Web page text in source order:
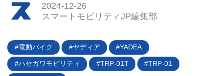
2024-12-26
スマートモビリティJP編集部
電動バイク ヤディア YADEA
ハセガワモビリティ TRP-01T TRP-01